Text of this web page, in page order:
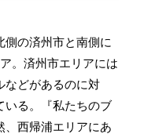
の済州市と南側に
。済州市エリアには
などがあるのに対
いる。『私たちのブ
、西帰浦エリアにあ